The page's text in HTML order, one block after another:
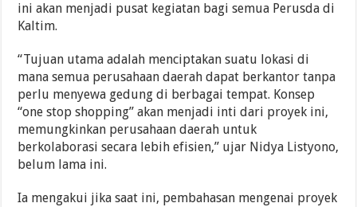
ini akan menjadi pusat kegiatan bagi semua Perusda di
Kaltim.
“Tujuan utama adalah menciptakan suatu lokasi di
mana semua perusahaan daerah dapat berkantor tanpa
perlu menyewa gedung di berbagai tempat. Konsep
“one stop shopping” akan menjadi inti dari proyek ini,
memungkinkan perusahaan daerah untuk
berkolaborasi secara lebih efisien,” ujar Nidya Listyono,
belum lama ini.
Ia mengakui jika saat ini, pembahasan mengenai proyek